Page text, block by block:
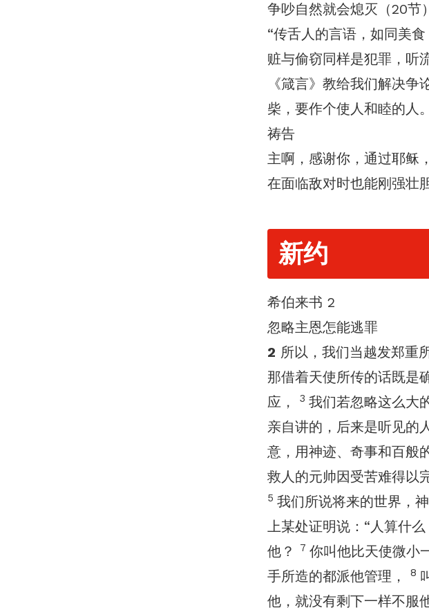
争吵自然就会熄灭（20节
“传舌人的言语，如同美
赃与偷窃同样是犯罪，听
《箴言》教给我们解决
柴，要作个使人和睦的人。
祷告
主啊，感谢你，通过耶稣
在面临敌对时也能刚强壮
新约
希伯来书 2
忽略主恩怎能逃罪
2 所以，我们当越发郑重
那借着天使所传的话既是
应，
3 我们若忽略这么大
亲自讲的，后来是听见的
意，用神迹、奇事和百般
救人的元帅因受苦难得以
5 我们所说将来的世界，
上某处证明说：“人算什
他？
7 你叫他比天使微小
手所造的都派他管理，
8
他，就没有剩下一样不服